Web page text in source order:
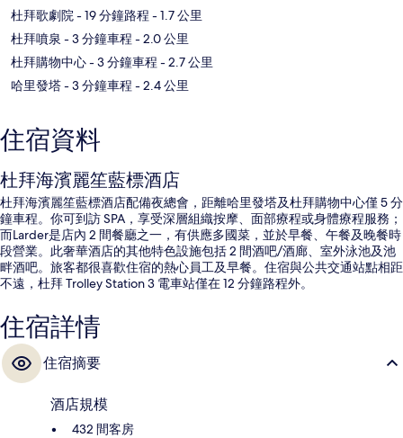
杜拜歌劇院- 19 分鐘路程 - 1.7 公里
杜拜噴泉 - 3 分鐘車程 - 2.0 公里
杜拜購物中心- 3 分鐘車程 - 2.7 公里
哈里發塔- 3 分鐘車程 - 2.4 公里
住宿資料
杜拜海濱麗笙藍標酒店
杜拜海濱麗笙藍標酒店配備夜總會，距離哈里發塔及杜拜購物中心僅 5 分
鐘車程。你可到訪 SPA，享受深層組織按摩、面部療程或身體療程服務；
而Larder是店內 2 間餐廳之一，有供應多國菜，並於早餐、午餐及晚餐時
段營業。此奢華酒店的其他特色設施包括 2 間酒吧/酒廊、室外泳池及池
畔酒吧。旅客都很喜歡住宿的熱心員工及早餐。住宿與公共交通站點相距
不遠，杜拜 Trolley Station 3 電車站僅在 12 分鐘路程外。
住宿詳情
住宿摘要
酒店規模
432 間客房